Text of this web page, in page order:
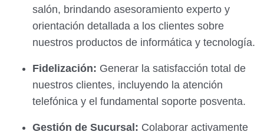
salón, brindando asesoramiento experto y
orientación detallada a los clientes sobre
nuestros productos de informática y tecnología.
Fidelización: Generar la satisfacción total de
nuestros clientes, incluyendo la atención
telefónica y el fundamental soporte posventa.
Gestión de Sucursal: Colaborar activamente